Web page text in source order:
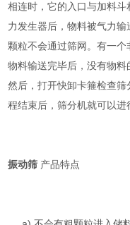
相连时，它的入口与加料
力发生器后，物料被气力
颗粒不会通过筛网。有一个
物料输送完毕后，没有物料
然后，打开快卸卡箍检查
程结束后，筛分机就可以进
振动筛 产品特点